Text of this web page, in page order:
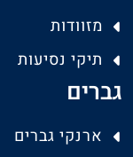
מזוודות
תיקי נסיעות
גברים
ארנקי גברים